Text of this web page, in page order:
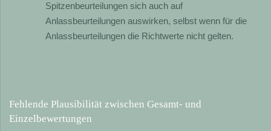
Spitzenbeurteilungen sich auch auf
Anlassbeurteilungen auswirken, selbst wenn für die
Anlassbeurteilungen die Richtwerte nicht gelten.
Fehlende Plausibilität zwischen Gesamt- und
Einzelbewertungen